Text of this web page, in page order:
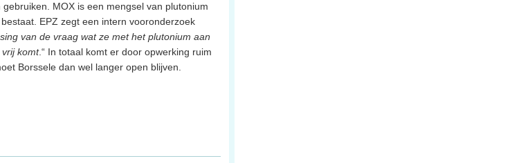
MOX is een mengsel van plutonium
EPZ zegt een intern vooronderzoek
van de vraag wat ze met het plutonium aan
komt.“ In totaal komt er door opwerking ruim
Borssele dan wel langer open blijven.